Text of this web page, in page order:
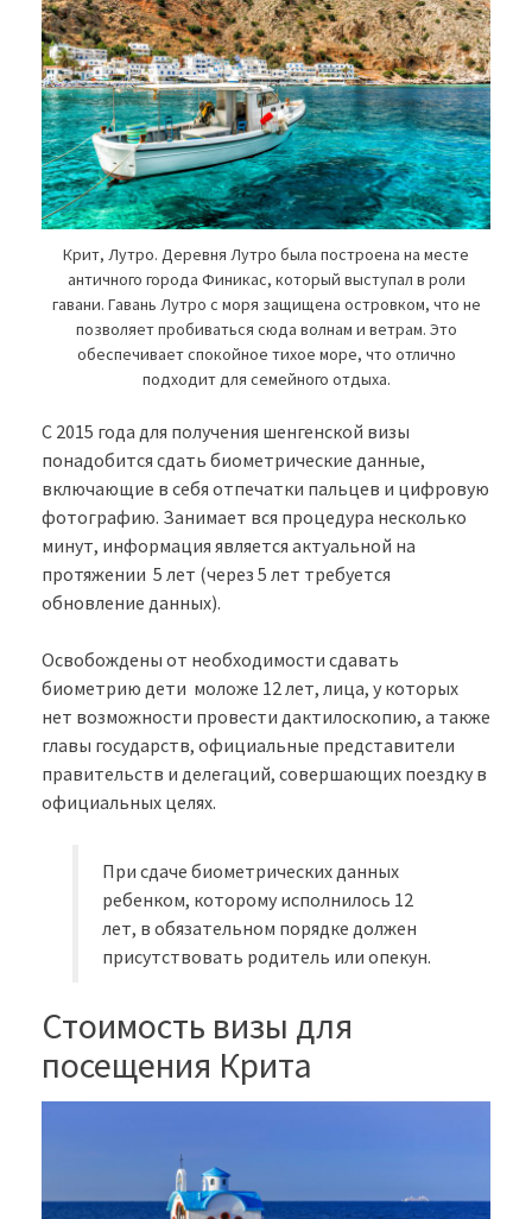
Крит, Лутро. Деревня Лутро была построена на месте
античного города Финикас, который выступал в роли
гавани. Гавань Лутро с моря защищена островком, что не
позволяет пробиваться сюда волнам и ветрам. Это
обеспечивает спокойное тихое море, что отлично
подходит для семейного отдыха.
С 2015 года для получения шенгенской визы
понадобится сдать биометрические данные,
включающие в себя отпечатки пальцев и цифровую
фотографию. Занимает вся процедура несколько
минут, информация является актуальной на
протяжении 5 лет (через 5 лет требуется
обновление данных).
Освобождены от необходимости сдавать
биометрию дети моложе 12 лет, лица, у которых
нет возможности провести дактилоскопию, а также
главы государств, официальные представители
правительств и делегаций, совершающих поездку в
официальных целях.
При сдаче биометрических данных
ребенком, которому исполнилось 12
лет, в обязательном порядке должен
присутствовать родитель или опекун.
Стоимость визы для
посещения Крита